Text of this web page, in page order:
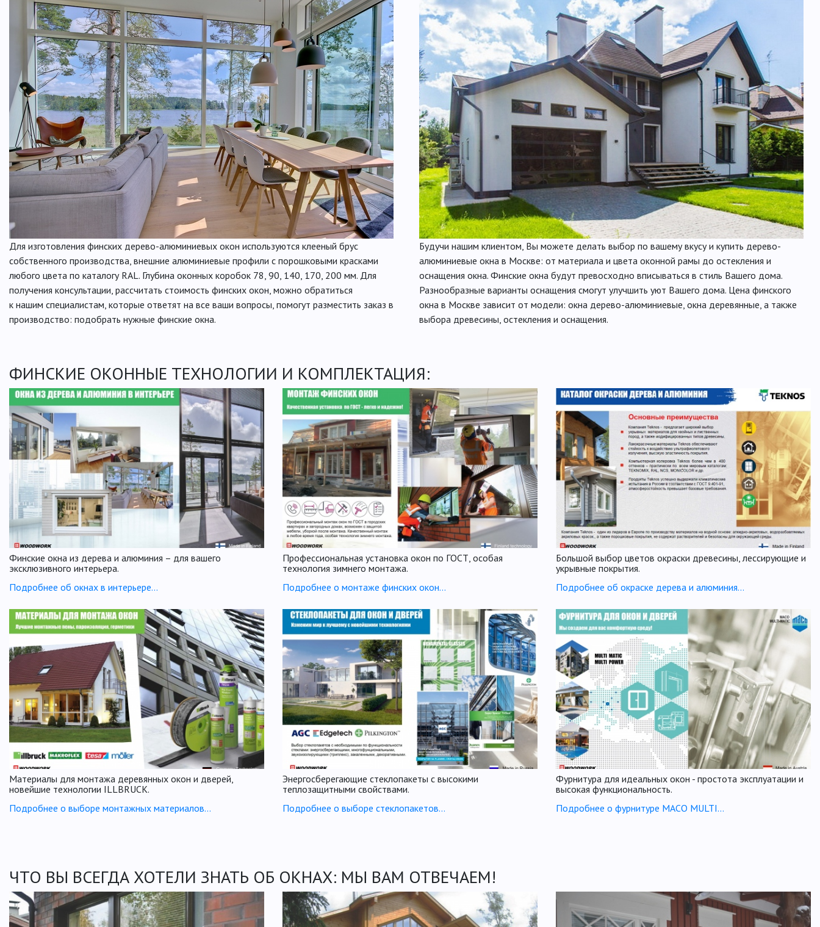
Для изготовления финских дерево-алюминиевых окон используются клееный брус
собственного производства, внешние алюминиевые профили с порошковыми красками
любого цвета по каталогу RAL. Глубина оконных коробок 78, 90, 140, 170, 200 мм. Для
получения консультации, рассчитать стоимость финских окон, можно обратиться
к нашим специалистам, которые ответят на все ваши вопросы, помогут разместить заказ в
производство: подобрать нужные финские окна.
Будучи нашим клиентом, Вы можете делать выбор по вашему вкусу и купить дерево-
алюминиевые окна в Москве: от материала и цвета оконной рамы до остекления и
оснащения окна. Финские окна будут превосходно вписываться в стиль Вашего дома.
Разнообразные варианты оснащения смогут улучшить уют Вашего дома. Цена финского
окна в Москве зависит от модели: окна дерево-алюминиевые, окна деревянные, а также
выбора древесины, остекления и оснащения.
ФИНСКИЕ ОКОННЫЕ ТЕХНОЛОГИИ И КОМПЛЕКТАЦИЯ:
Финские окна из дерева и алюминия – для вашего
эксклюзивного интерьера.
Подробнее об окнах в интерьере...
Профессиональная установка окон по ГОСТ, особая
технология зимнего монтажа.
Подробнее о монтаже финских окон...
Большой выбор цветов окраски древесины, лессирующие и
укрывные покрытия.
Подробнее об окраске дерева и алюминия...
Материалы для монтажа деревянных окон и дверей,
новейшие технологии ILLBRUCK.
Подробнее о выборе монтажных материалов…
Энергосберегающие стеклопакеты с высокими
теплозащитными свойствами.
Подробнее о выборе стеклопакетов…
Фурнитура для идеальных окон - простота эксплуатации и
высокая функциональность.
Подробнее о фурнитуре МАСО MULTI…
ЧТО ВЫ ВСЕГДА ХОТЕЛИ ЗНАТЬ ОБ ОКНАХ: МЫ ВАМ ОТВЕЧАЕМ!